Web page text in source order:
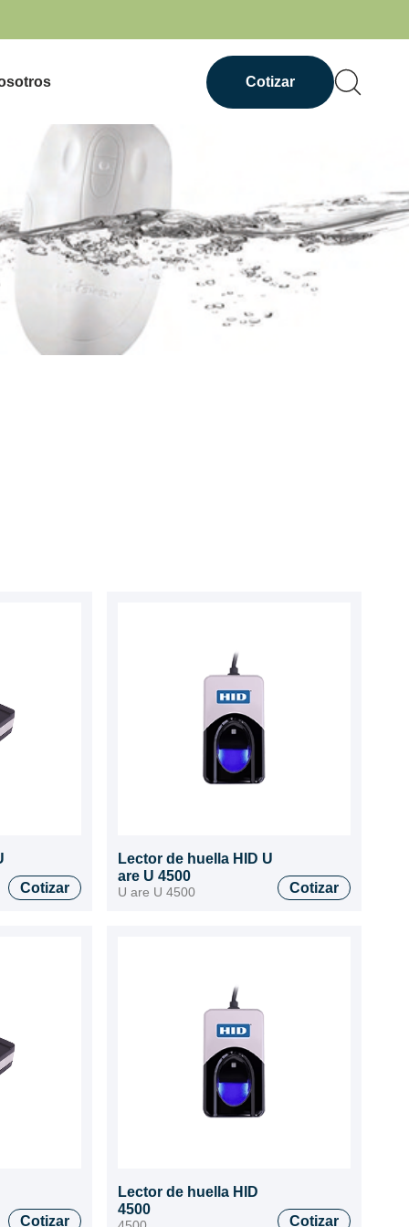
Cotizar
Cotizar
Lector de huella HID U
are U 4500
U are U 4500 Cotizar
Cotizar
Lector de huella HID
4500
Cotizar